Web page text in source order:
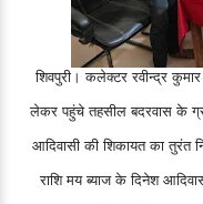
शिवपुरी। कलेक्टर रवीन्द्र
लेकर पहुंचे तहसील बदरवास के
आदिवासी की शिकायत का तुरंत
राशि मय ब्याज के दिनेश